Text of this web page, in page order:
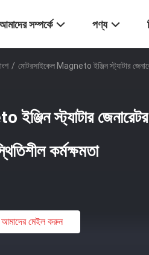
সম্পর্কে পণ্য
/ মোটরসাইকেল Magneto ইঞ্জিন স্ট্যাটার
স্ট্যাটার
কর্মক্ষমতা
আমাদের মেইল ​​করুন